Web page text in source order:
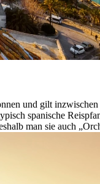
und gilt
spanische
man sie auch